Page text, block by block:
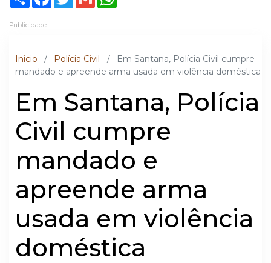
Publicidade
Inicio / Polícia Civil /
Em Santana, Polícia Civil cumpre
mandado e apreende arma usada em violência doméstica
Em Santana, Polícia
Civil cumpre
mandado e
apreende arma
usada em violência
doméstica